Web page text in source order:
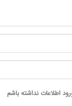
اطلاعات نداشته باشم